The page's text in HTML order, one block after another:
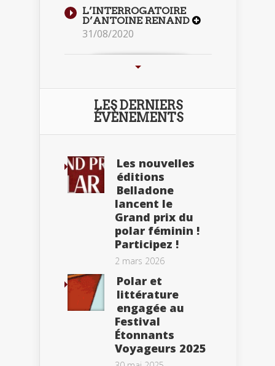
L’INTERROGATOIRE
D’ANTOINE RENAND
31/08/2020
LES DERNIERS
ÉVÈNEMENTS
Les nouvelles
éditions
Belladone
lancent le
Grand prix du
polar féminin !
Participez !
2 mars 2026
Polar et
littérature
engagée au
Festival
Étonnants
Voyageurs 2025